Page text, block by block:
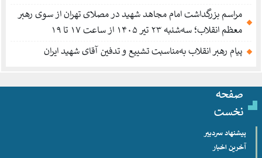
مراسم بزرگداشت امام مجاهد شهید در مصلای تهران از سوی رهبر
معظم انقلاب؛ سه‌شنبه ۲۳ تیر ۱۴۰۵ از ساعت ۱۷ تا ۱۹
پیام رهبر انقلاب به‌مناسبت تشییع و تدفین آقای شهید ایران
صفحه
نخست
پیشنهاد سردبیر
آخرین اخبار